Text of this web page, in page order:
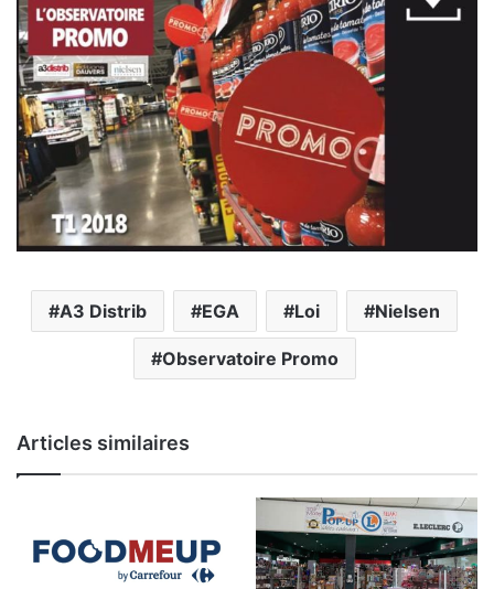
A3 Distrib EGA Loi Nielsen
Observatoire Promo
Articles similaires